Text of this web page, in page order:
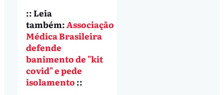
:: Leia
também:Associação
Médica Brasileira
defende
banimento de "kit
covid" e pede
isolamento ::